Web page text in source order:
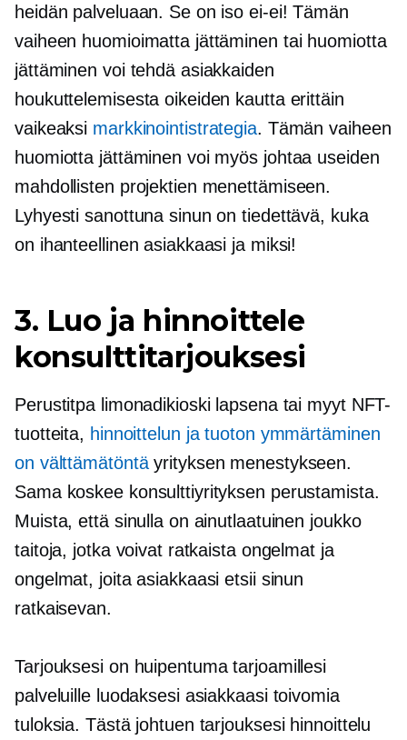
heidän palveluaan. Se on isoei-ei! Tämän
vaiheen huomioimatta jättäminen tai huomiotta
jättäminen voi tehdä asiakkaiden
houkuttelemisesta oikeiden kautta erittäin
vaikeaksi markkinointistrategia. Tämän vaiheen
huomiotta jättäminen voi myös johtaa useiden
mahdollisten projektien menettämiseen.
Lyhyesti sanottuna sinun on tiedettävä, kuka
on ihanteellinen asiakkaasi ja miksi!
3. Luo ja hinnoittele
konsulttitarjouksesi
Perustitpa limonadikioski lapsena tai myyt NFT-
tuotteita, hinnoittelun ja tuoton ymmärtäminen
on välttämätöntäyrityksen menestykseen.
Sama koskee konsulttiyrityksen perustamista.
Muista, että sinulla on ainutlaatuinen joukko
taitoja, jotka voivat ratkaista ongelmat ja
ongelmat, joita asiakkaasi etsii sinun
ratkaisevan.
Tarjouksesi on huipentuma tarjoamillesi
palveluille luodaksesi asiakkaasi toivomia
tuloksia. Tästä johtuen tarjouksesi hinnoittelu